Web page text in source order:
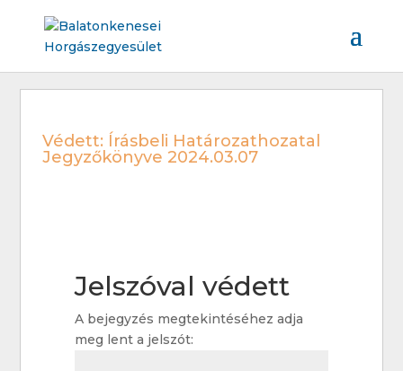
Védett: Írásbeli Határozathozatal
Jegyzőkönyve 2024.03.07
Jelszóval védett
A bejegyzés megtekintéséhez adja
meg lent a jelszót: